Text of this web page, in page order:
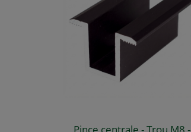
Pince centrale - Trou M8 -